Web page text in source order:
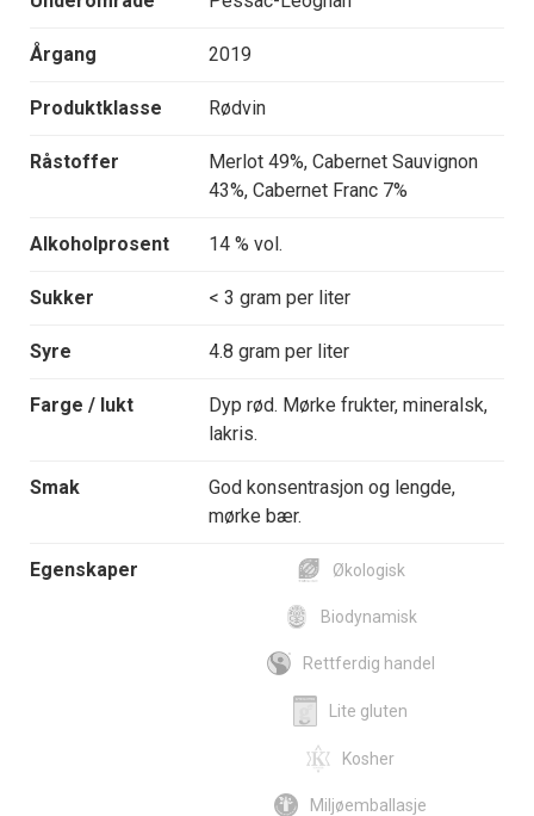
Årgang 2019
Produktklasse Rødvin
Råstoffer
Merlot 49%, Cabernet Sauvignon
43%, Cabernet Franc 7%
Alkoholprosent 14 % vol.
Sukker < 3 gram per liter
Syre 4.8 gram per liter
Farge / lukt
Dyp rød. Mørke frukter, mineralsk,
lakris.
Smak
God konsentrasjon og lengde,
mørke bær.
Egenskaper Økologisk
Biodynamisk
Rettferdig handel
Lite gluten
Kosher
Miljøemballasje